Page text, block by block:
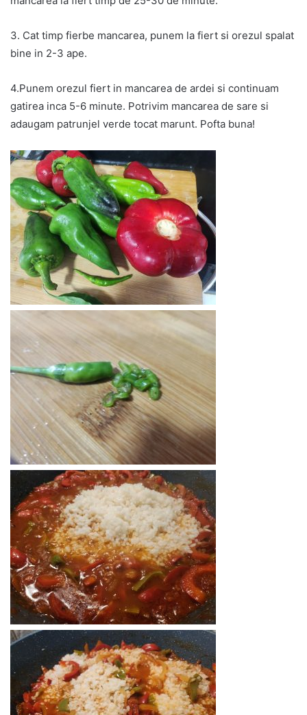
3. Cat timp fierbe mancarea, punem la fiert si orezul spalat
bine in 2-3 ape.
4.Punem orezul fiert in mancarea de ardei si continuam
gatirea inca 5-6 minute. Potrivim mancarea de sare si
adaugam patrunjel verde tocat marunt. Pofta buna!